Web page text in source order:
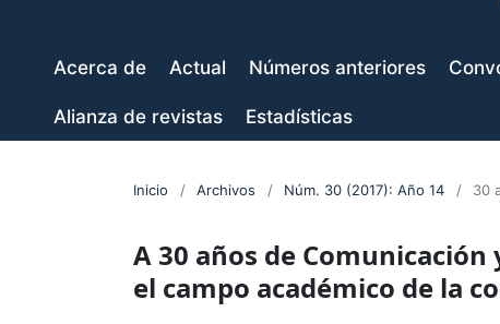
Acerca de Actual Números anteriores
Alianza de revistas Estadísticas
Inicio / Archivos / Núm. 30 (2017): Año 14 / 30
A 30 años de
el campo académico de la